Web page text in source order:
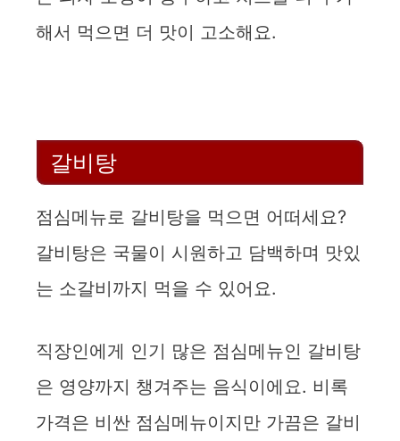
해서 먹으면 더 맛이 고소해요.
갈비탕
점심메뉴로 갈비탕을 먹으면 어떠세요?
갈비탕은 국물이 시원하고 담백하며 맛있
는 소갈비까지 먹을 수 있어요.
직장인에게 인기 많은 점심메뉴인 갈비탕
은 영양까지 챙겨주는 음식이에요. 비록
가격은 비싼 점심메뉴이지만 가끔은 갈비